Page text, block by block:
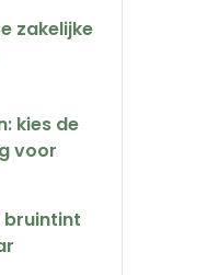
zakelijke
kies de
voor
bruintint